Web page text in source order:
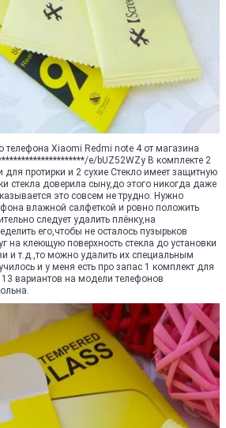
телефона Xiaomi Redmi note 4 от магазина
e/bUZ52WZy В комплекте 2
для протирки и 2 сухие Стекло имеет защитную
стекла доверила сыну,до этого никогда даже
это совсем не трудно. Нужно
влажной салфеткой и ровно положить
следует удалить плёнку,на
его,чтобы не осталось пузырьков
на клеющую поверхность стекла до установки
и т.д.,то можно удалить их специальным
и у меня есть про запас 1 комплект для
вариантов на модели телефонов